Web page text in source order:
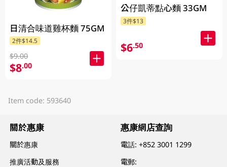
日清合味道雞杯麵 75GM
2件$14.5
$9.00
$8.00
公仔凱蒂點心麵 33GM
3件$13
$6.50
Item code: 593640
關於惠康
關於惠康
推廣活動及服務
惠康網店查詢
電話:+852 3001 1299
電郵: